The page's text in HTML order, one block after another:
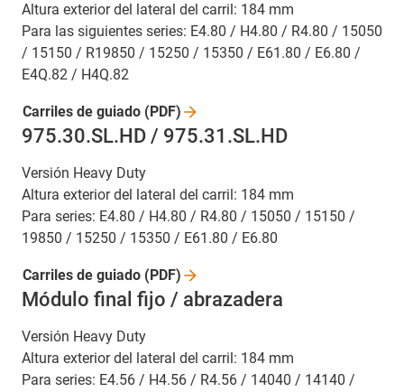
Altura exterior del lateral del carril: 184 mm
Para las siguientes series: E4.80 / H4.80 / R4.80 / 15050
/ 15150 / R19850 / 15250 / 15350 / E61.80 / E6.80 /
E4Q.82 / H4Q.82
Carriles de guiado (PDF)
975.30.SL.HD / 975.31.SL.HD
Versión Heavy Duty
Altura exterior del lateral del carril: 184 mm
Para series: E4.80 / H4.80 / R4.80 / 15050 / 15150 /
19850 / 15250 / 15350 / E61.80 / E6.80
Carriles de guiado (PDF)
Módulo final fijo / abrazadera
Versión Heavy Duty
Altura exterior del lateral del carril: 184 mm
Para series: E4.56 / H4.56 / R4.56 / 14040 / 14140 /